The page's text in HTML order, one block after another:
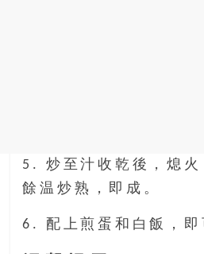
5. 炒至汁收乾後，熄火
餘温炒熟，即成。
6. 配上煎蛋和白飯，即